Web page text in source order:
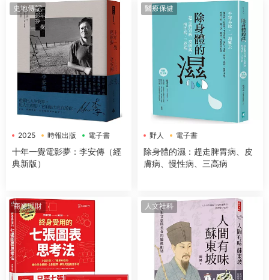
史地傳記
2025 時報出版 電子書
十年一覺電影夢：李安傳（經
典新版）
醫療保健
野人 電子書
除身體的濕：趕走脾胃病、皮
膚病、慢性病、三高病
商業理財 人文社科